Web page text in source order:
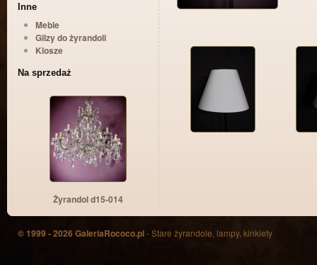
Inne
Meble
Gilzy do żyrandoli
Klosze
Na sprzedaż
Żyrandol d15-014
© 1999 - 2026 GaleriaRococo.pl- Stare żyrandole, lampy, kinkiety